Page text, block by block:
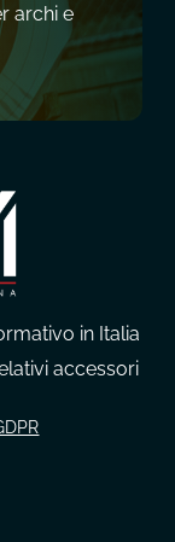
archi e
in Italia
accessori